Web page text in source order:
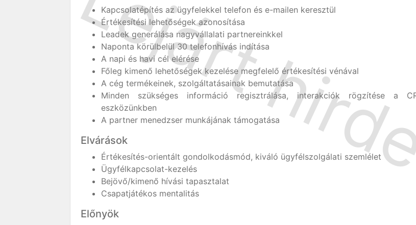
Kapcsolatépítés az ügyfelekkel telefon és e-mailen keresztül
Értékesítési lehetőségek azonosítása
Leadek generálása nagyvállalati partnereinkkel
Naponta körülbelül 30 telefonhívás indítása
A napi és havi cél elérése
Főleg kimenő lehetőségek kezelése megfelelő értékesítési vénával
A cég termékeinek, szolgáltatásainak bemutatása
Minden szükséges információ regisztrálása, interakciók rögzítése a
eszközünkben
A partner menedzser munkájának támogatása
Elvárások
Értékesítés-orientált gondolkodásmód, kiváló ügyfélszolgálati szemlélet
Ügyfélkapcsolat-kezelés
Bejövő/kimenő hívási tapasztalat
Csapatjátékos mentalitás
Előnyök